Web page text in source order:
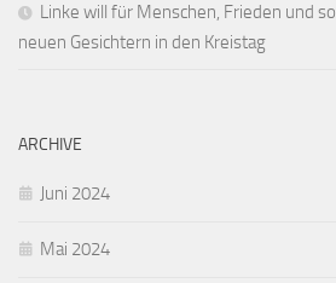
Linke will für Menschen, Frieden und
neuen Gesichtern in den Kreistag
ARCHIVE
Juni 2024
Mai 2024